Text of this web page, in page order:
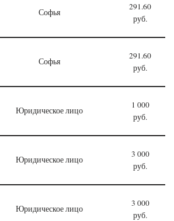
Софья
291.60
руб.
Софья
291.60
руб.
Юридическое лицо
1 000
руб.
Юридическое лицо
3 000
руб.
Юридическое лицо
3 000
руб.